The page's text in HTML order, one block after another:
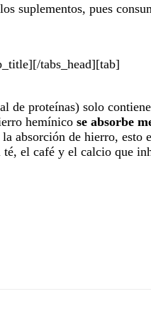
suplementos, pues
tabs_head][tab]
de proteínas) solo
hemínico se absorbe
absorción de hierro, esto
el café y el calcio que